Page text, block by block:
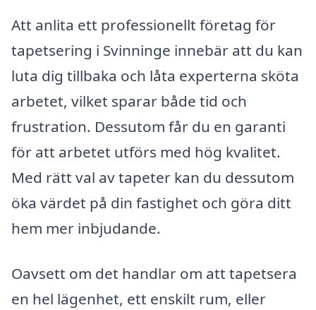
Att anlita ett professionellt företag för
tapetsering i Svinninge innebär att du kan
luta dig tillbaka och låta experterna sköta
arbetet, vilket sparar både tid och
frustration. Dessutom får du en garanti
för att arbetet utförs med hög kvalitet.
Med rätt val av tapeter kan du dessutom
öka värdet på din fastighet och göra ditt
hem mer inbjudande.
Oavsett om det handlar om att tapetsera
en hel lägenhet, ett enskilt rum, eller